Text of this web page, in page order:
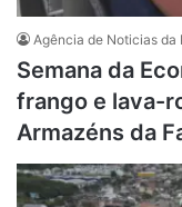
Agência de Noticias da
Semana da
frango e lava-
Armazéns da